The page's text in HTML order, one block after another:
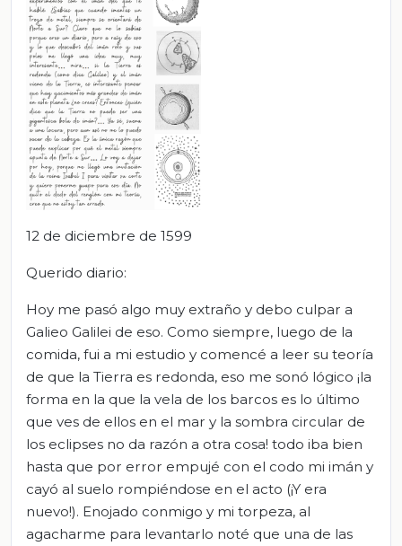
12 de diciembre de 1599
Querido diario:
Hoy me pasó algo muy extraño y debo culpar a
Galieo Galilei de eso. Como siempre, luego de la
comida, fui a mi estudio y comencé a leer su teoría
de que la Tierra es redonda, eso me sonó lógico ¡la
forma en la que la vela de los barcos es lo último
que ves de ellos en el mar y la sombra circular de
los eclipses no da razón a otra cosa! todo iba bien
hasta que por error empujé con el codo mi imán y
cayó al suelo rompiéndose en el acto (¡Y era
nuevo!). Enojado conmigo y mi torpeza, al
agacharme para levantarlo noté que una de las